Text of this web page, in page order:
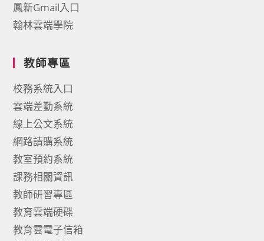
鳳新Gmail入口
翰林雲端學院
教師專區
校務系統入口
雲端差勤系統
線上公文系統
網路請購系統
教室預約系統
課務相關資訊
教師研習專區
教育雲端硬碟
教育雲電子信箱